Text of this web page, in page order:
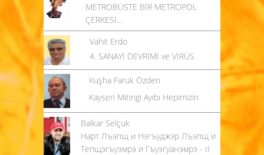
METROBÜSTE BİR METROPOL
ÇERKESİ…
Vahit Erdo
4. SANAYİ DEVRİMİ ve VİRÜS
Kuşha Faruk Özden
Kayseri Mitingi Ayıbı Hepimizin
Balkar Selçuk
Нарт Лъэпщ и Нэгъуджэр Лъэпщ и
Тепщэгъуэмрэ и Гъуэгуанэмрэ - II